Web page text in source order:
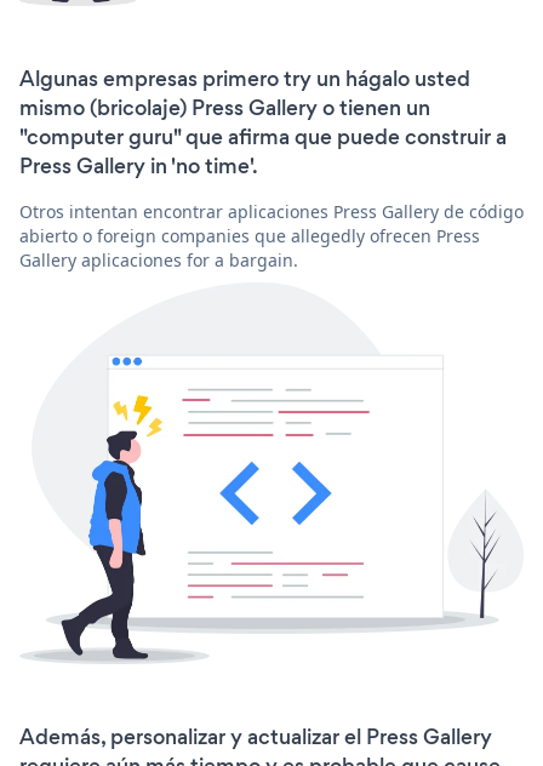
Algunas empresas primero try un hágalo usted
mismo (bricolaje) Press Gallery o tienen un
"computer guru" que afirma que puede construir a
Press Gallery in 'no time'.
Otros intentan encontrar aplicaciones Press Gallery de código
abierto o foreign companies que allegedly ofrecen Press
Gallery aplicaciones for a bargain.
Además, personalizar y actualizar el Press Gallery